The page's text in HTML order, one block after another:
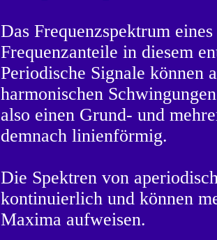
Das Frequenzspektrum
Frequenzanteile in diesem
Periodische Signale können
harmonischen
also einen Grund- und
demnach linienförmig.
Die Spektren von
kontinuierlich und können
Maxima aufweisen.